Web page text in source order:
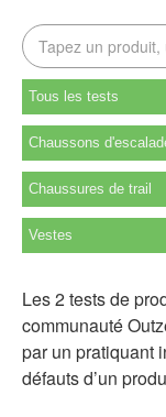
Tous les tests
Chaussons
Chaussures de trail
Vestes
Les 2 tests de
communauté
par un pratiquant
défauts d’un